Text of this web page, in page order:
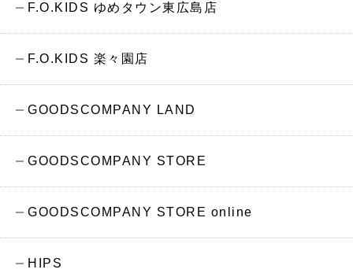
F.O.KIDS ゆめタウン東広島店
F.O.KIDS 楽々園店
GOODSCOMPANY LAND
GOODSCOMPANY STORE
GOODSCOMPANY STORE online
HIPS